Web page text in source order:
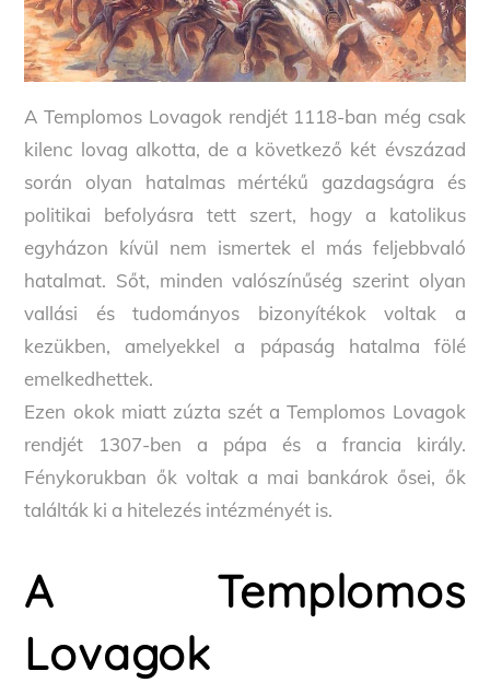
A Templomos Lovagok rendjét 1118-ban még csak
kilenc lovag alkotta, de a következő két évszázad
során olyan hatalmas mértékű gazdagságra és
politikai befolyásra tett szert, hogy a katolikus
egyházon kívül nem ismertek el más feljebbvaló
hatalmat. Sőt, minden valószínűség szerint olyan
vallási és tudományos bizonyítékok voltak a
kezükben, amelyekkel a pápaság hatalma fölé
emelkedhettek.
Ezen okok miatt zúzta szét a Templomos Lovagok
rendjét 1307-ben a pápa és a francia király.
Fénykorukban ők voltak a mai bankárok ősei, ők
találták ki a hitelezés intézményét is.
A Templomos
Lovagok